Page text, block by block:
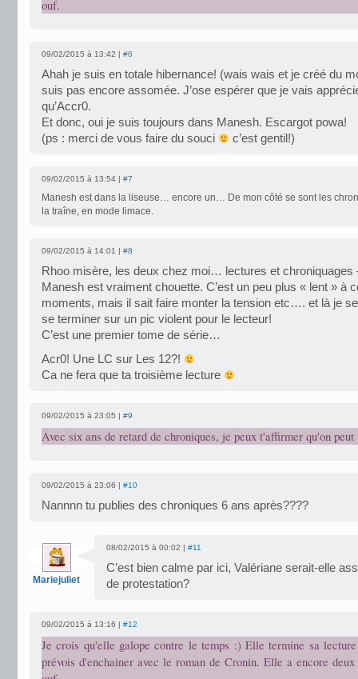
ouf.
09/02/2015 à 13:42 | #6
Ahah je suis en totale hibernance! (wais wais et je créé du
suis pas encore assomée. J’ose espérer que je vais
qu’Accr0.
Et donc, oui je suis toujours dans Manesh. Escargot powa!
(ps : merci de vous faire du souci
c’est gentil!)
09/02/2015 à 13:54 | #7
Manesh est dans la liseuse… encore un… De mon côté se sont les
la traîne, en mode limace.
09/02/2015 à 14:01 | #8
Rhoo misère, les deux chez moi… lectures et
Manesh est vraiment chouette. C’est un peu plus « lent » à
moments, mais il sait faire monter la tension etc…. et là je
se terminer sur un pic violent pour le lecteur!
C’est une premier tome de série…
Acr0! Une LC sur Les 12?!
Ca ne fera que ta troisième lecture
09/02/2015 à 23:05 | #9
Avec six ans de retard de chroniques, je peux t'affirmer qu'on
09/02/2015 à 23:06 | #10
Nannnn tu publies des chroniques 6 ans après????
Mariejuliet
08/02/2015 à 00:02 | #11
C’est bien calme par ici, Valériane serait-elle
de protestation?
09/02/2015 à 13:16 | #12
Je crois qu'elle galope contre le temps :) Elle termine sa
prévois d'enchainer avec le roman de Cronin. Elle a encore